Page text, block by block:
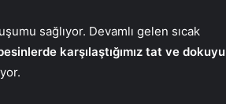
sağlıyor. Devamlı gelen sıcak
karşılaştığımız tat ve dokuyu